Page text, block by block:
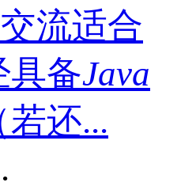
流适合
具备Java
还...